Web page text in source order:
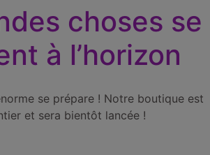
choses se
à l’horizon
se prépare ! Notre boutique est
et sera bientôt lancée !